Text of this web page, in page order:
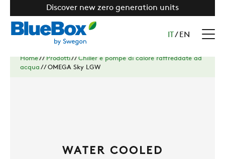
Discover new zero generation units
/ EN
Home// Prodotti// Chiller e pompe di calore raffreddate ad
acqua //OMEGA Sky LGW
WATER COOLED